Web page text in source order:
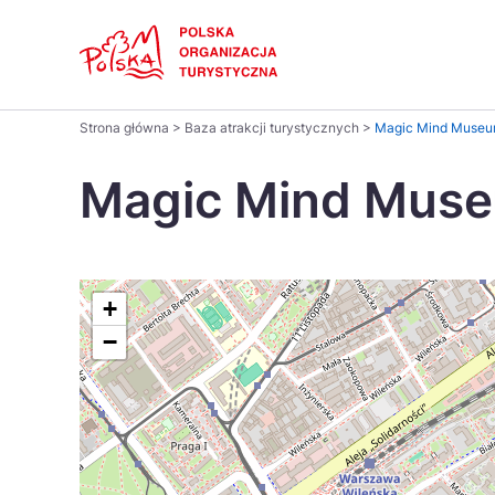
Parki narodowe
na
stronie
Português
Україна
Strona główna > Baza atrakcji turystycznych > Magic Mind
Magic Mind
+
−